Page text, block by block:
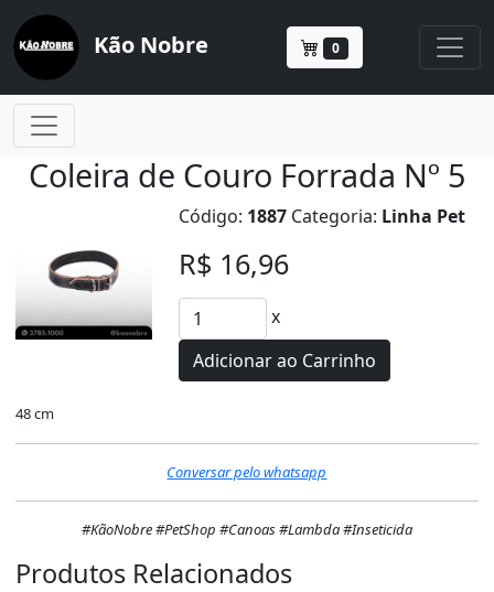
Kão Nobre 0
Coleira de Couro Forrada Nº 5
Código: 1887 Categoria: Linha Pet
R$ 16,96
x
Adicionar ao Carrinho
48 cm
Conversar pelo whatsapp
#KãoNobre #PetShop #Canoas #Lambda #Inseticida
Produtos Relacionados